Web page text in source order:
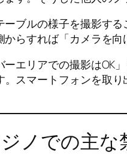
ブルの様子を撮影する
らすれば「カメラを
エリアでの撮影はOK
スマートフォンを取
ノでの主な